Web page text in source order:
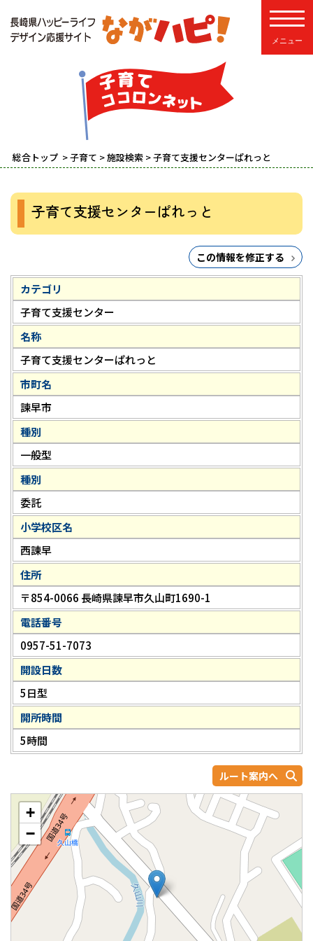
総合トップ >子育て >施設検索 > 子育て支援センターぱれっと
子育て支援センターぱれっと
この情報を修正する
カテゴリ
子育て支援センター
名称
子育て支援センターぱれっと
市町名
諫早市
種別
一般型
種別
委託
小学校区名
西諌早
住所
〒854-0066 長崎県諫早市久山町1690-1
電話番号
0957-51-7073
開設日数
5日型
開所時間
5時間
ルート案内へ
+
−